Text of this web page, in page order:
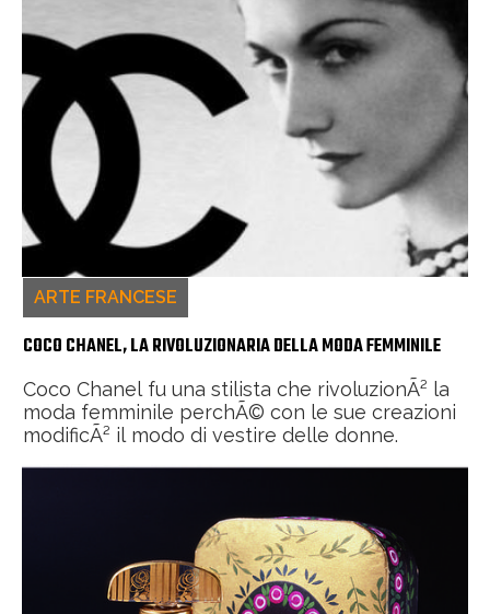
ARTE FRANCESE
COCO CHANEL, LA RIVOLUZIONARIA DELLA MODA FEMMINILE
Coco Chanel fu una stilista che rivoluzionÃ² la
moda femminile perchÃ© con le sue creazioni
modificÃ² il modo di vestire delle donne.